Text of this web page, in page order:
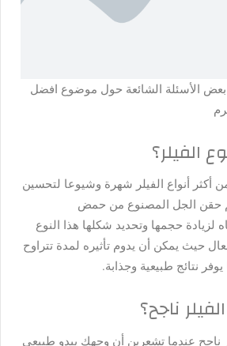
الأسئلة الشائعة حول موضوع افضل
الفيلر؟
من أكثر أنواع الفيلر شهرة وشيوعا لتحسين
حقن الجل المصنوع من حمض
لزيادة حجمها وتحديد شكلها هذا النوع
حيث يمكن أن يدوم تأثيره لمدة تتراوح
ناجح؟
ناجح عندما تشعرين أن وجهك يبدو طبيعي